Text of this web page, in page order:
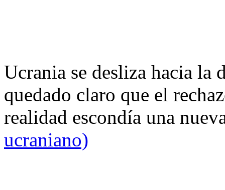
Ucrania se desliza hacia
quedado claro que el
realidad escondía una
ucraniano)